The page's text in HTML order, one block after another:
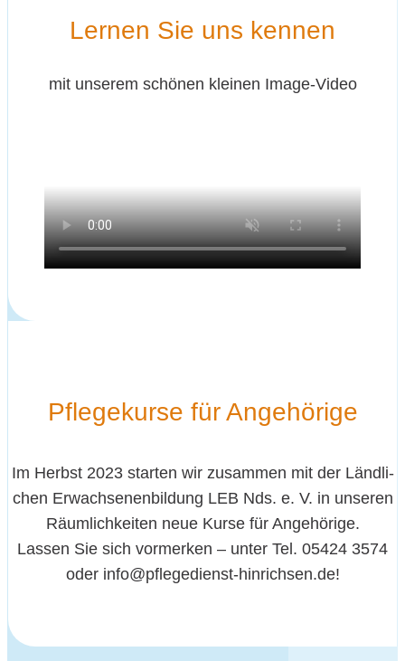
Ler­nen Sie uns kennen
mit unse­rem schö­nen klei­nen Image-Video
Pfle­ge­kur­se für Angehörige
Im Herbst 2023star­ten wir zusam­men mit der Länd­li­
chen Erwach­se­nen­bil­dung LEB Nds. e. V. in unse­ren
Räum­lich­kei­ten neue Kur­se für Ange­hö­ri­ge.
Las­sen Sie sich vor­mer­ken – unter Tel. 05424 3574
oder info@pflegedienst-hinrichsen.de!